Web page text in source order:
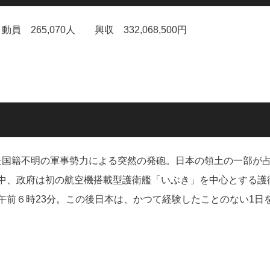
動員 265,070人 興収 332,068,500円
籍不明の軍事勢力による突然の発砲。日本の領土の一部が
政府は初の航空機搭載型護衛艦「いぶき」を中心とする護
６時23分。この後日本は、かつて経験したことのない1日